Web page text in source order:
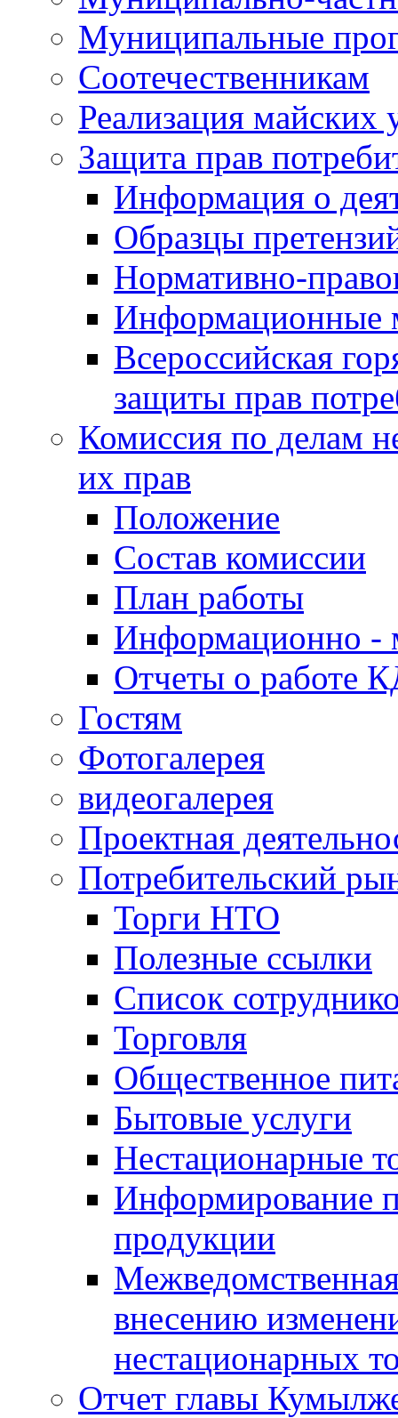
Муниципальные
Соотечественникам
Реализация майских
Защита прав
Информация о
Образцы
Нормативно-
Информационные
Всероссийская
защиты прав
Комиссия по делам
их прав
Положение
Состав комиссии
План работы
Информационно -
Отчеты о работе
Гостям
Фотогалерея
видеогалерея
Проектная
Потребительский
Торги НТО
Полезные ссылки
Список
Торговля
Общественное
Бытовые услуги
Нестационарные
Информирование
продукции
внесению
нестационарных
Отчет главы